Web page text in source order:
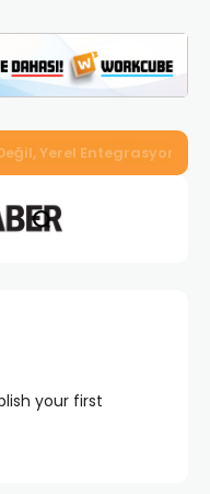
ile Üretim, Satış ve
your first